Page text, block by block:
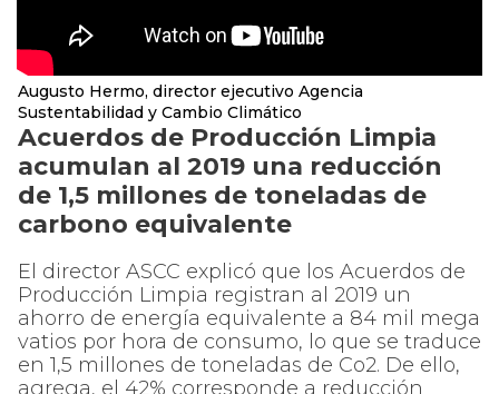
Augusto Hermo, director ejecutivo Agencia
Sustentabilidad y Cambio Climático
Acuerdos de Producción Limpia
acumulan al 2019 una reducción
de 1,5 millones de toneladas de
carbono equivalente
El director ASCC explicó que los Acuerdos de
Producción Limpia registran al 2019 un
ahorro de energía equivalente a 84 mil mega
vatios por hora de consumo, lo que se traduce
en 1,5 millones de toneladas de Co2. De ello,
agrega, el 42% corresponde a reducción